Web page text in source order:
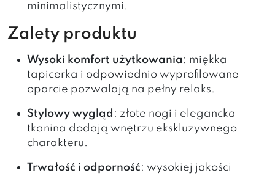
minimalistycznymi.
Zalety produktu
Wysoki komfort użytkowania : miękka
tapicerka i odpowiednio wyprofilowane
oparcie pozwalają na pełny relaks.
Stylowy wygląd : złote nogi i elegancka
tkanina dodają wnętrzu ekskluzywnego
charakteru.
Trwałość i odporność: wysokiej jakości